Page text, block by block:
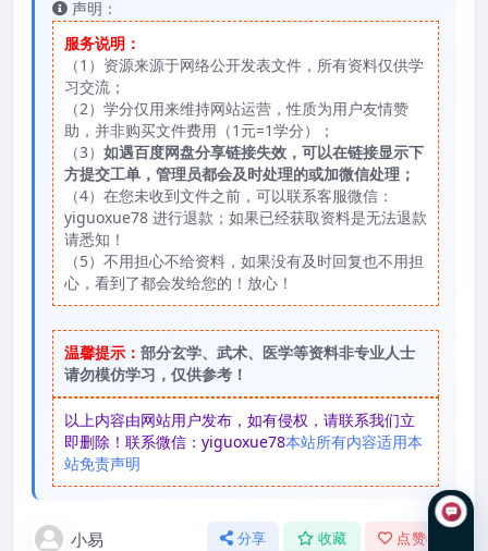
声明：
服务说明：
（1）资源来源于网络公开发表文件，所有资料仅供学
习交流；
（2）学分仅用来维持网站运营，性质为用户友情赞
助，并非购买文件费用（1元=1学分）；
（3） 如遇百度网盘分享链接失效，可以在链接显示下
方提交工单，管理员都会及时处理的或加微信处理；
（4）在您未收到文件之前，可以联系客服微信：
yiguoxue78 进行退款；如果已经获取资料是无法退款
请悉知！
（5）不用担心不给资料，如果没有及时回复也不用担
心，看到了都会发给您的！放心！
温馨提示： 部分玄学、武术、医学等资料非专业人士
请勿模仿学习，仅供参考！
以上内容由网站用户发布，如有侵权，请联系我们立
即删除！联系微信：yiguoxue78本站所有内容适用本
站免责声明
小易 分享 收藏 点赞(